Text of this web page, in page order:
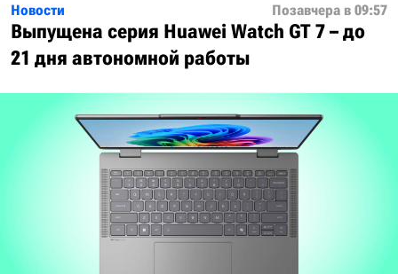
Новости Позавчера в 09:57
Выпущена серия Huawei Watch GT 7 – до
21 дня автономной работы